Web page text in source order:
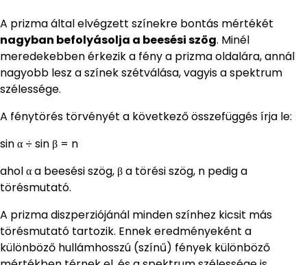
A prizma által elvégzett színekre bontás mértékét
nagyban befolyásolja a beesési szög. Minél
meredekebben érkezik a fény a prizma oldalára, annál
nagyobb lesz a színek szétválása, vagyis a spektrum
szélessége.
A fénytörés törvényét a következő összefüggés írja le:
sin α ÷ sin β = n
ahol α a beesési szög, β a törési szög, n pedig a
törésmutató.
A prizma diszperziójánál minden színhez kicsit más
törésmutató tartozik. Ennek eredményeként a
különböző hullámhosszú (színű) fények különböző